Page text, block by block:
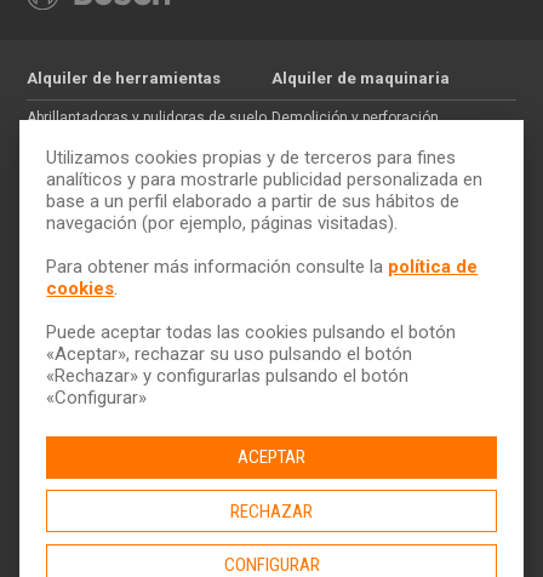
Alquiler de herramientas
Abrillantadoras y pulidoras de suelo
Tratamiento de maderas
Pintura y paredes
Electricidad
Alquiler de maquinaria
Demolición y perforación
Movimiento de tierras
Auxiliar de construcción
Trabajos en altura
Tarifas y ofertas
Servicio de transporte
Descarga nuestro catálogo
Trabaja con nosotros
Ética y Cumplimiento
Utilizamos cookies propias y de terceros para fines
analíticos y para mostrarle publicidad personalizada en
base a un perfil elaborado a partir de sus hábitos de
navegación (por ejemplo, páginas visitadas).
Para obtener más información consulte la política de
cookies.
Puede aceptar todas las cookies pulsando el botón
«Aceptar», rechazar su uso pulsando el botón
«Rechazar» y configurarlas pulsando el botón
«Configurar»
ACEPTAR
RECHAZAR
CONFIGURAR